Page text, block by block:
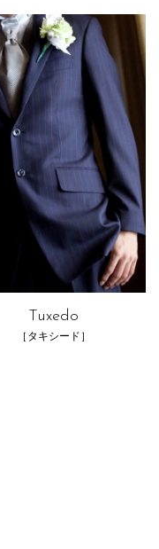
Tuxedo
［タキシード］